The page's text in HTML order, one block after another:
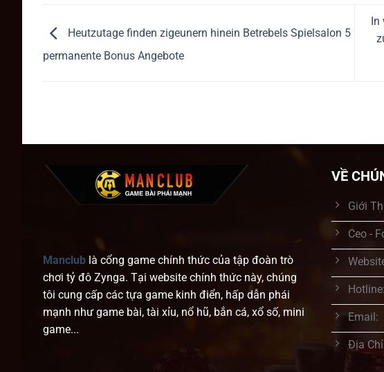
Heutzutage finden zigeunern hinein Betrebels Spielsalon 5
permanente Bonus Angebote
In
Manclub là cổng game chính thức của tập đoàn trò
chơi tỷ đô Zynga. Tại website chính thức này, chúng
tôi cung cấp các tựa game kinh điển, hấp dẫn phái
mạnh như game bài, tài xỉu, nổ hũ, bắn cá, xổ số, mini
game...
VỀ
Giới
Ceo -
Hotline:
Email:
Địa